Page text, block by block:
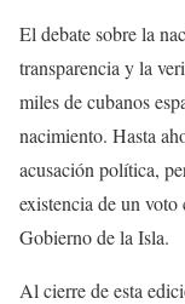
El debate sobre la
transparencia y la
miles de cubanos
nacimiento. Hasta
acusación política,
existencia de un
Gobierno de la Isla.
Al cierre de esta